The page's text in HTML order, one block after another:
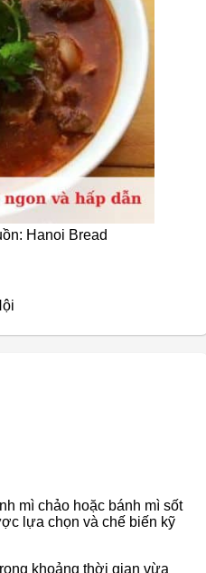
Hanoi Bread
mì chảo hoặc bánh mì sốt
lựa chọn và chế biến kỹ
khoảng thời gian vừa